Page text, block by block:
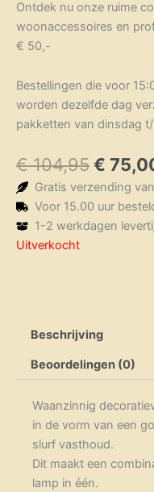
Ontdek nu onze ruime
woonaccessoires en
€ 50,-
Bestellingen die voor
worden dezelfde dag
pakketten van dinsdag
€104,95
prijs
was:
€
€
Gratis verzending
Voor 15.00 uur
1-2 werkdagen
Uitverkocht
Beschrijving
Beoordelingen (0)
Waanzinnig
in de vorm van een
slurf vasthoud.
Dit maakt een
lamp in één.